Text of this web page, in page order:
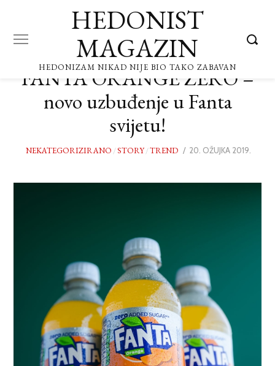
HEDONIST
MAGAZIN
HEDONIZAM NIKAD NIJE BIO TAKO ZABAVAN
FANTA ORANGE ZERO –
novo uzbuđenje u Fanta
svijetu!
NEKATEGORIZIRANO / STORY /TREND
POSTED
20. OŽUJKA 2019.